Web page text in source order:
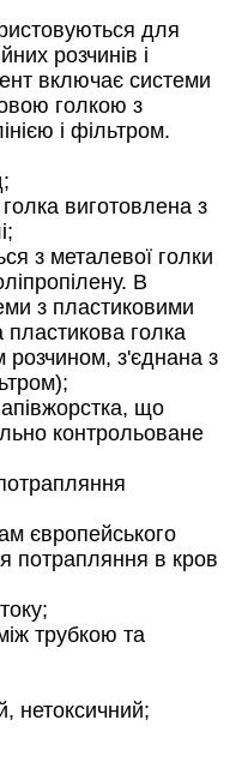
для
розчинів і
включає системи
голкою з
і фільтром.
виготовлена з
з металевої голки
В
з пластиковими
пластикова голка
розчином, з'єднана з
що
контрольоване
європейського
потрапляння в кров
трубкою та
нетоксичний;